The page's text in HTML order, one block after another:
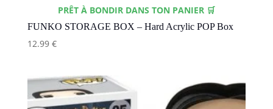
PRÊT À BONDIR DANS TON PANIER 🛒
FUNKO STORAGE BOX – Hard Acrylic POP Box
12.99 €